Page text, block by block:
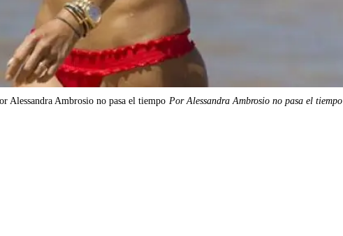
Alessandra Ambrosio no pasa el tiempo Por Alessandra Ambrosio no pasa el tiempo